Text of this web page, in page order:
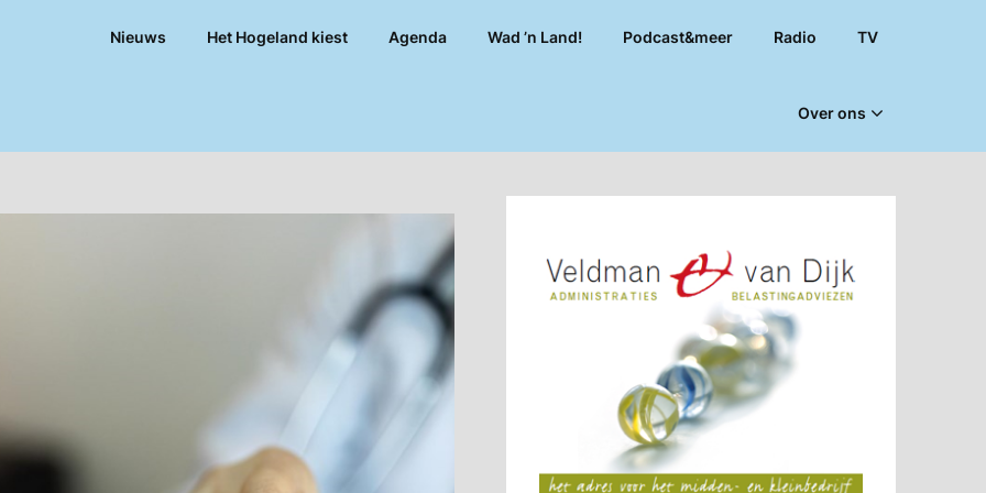
Nieuws Het Hogeland kiest Agenda Wad ’n Land! Podcast&meer Radio TV
Over ons